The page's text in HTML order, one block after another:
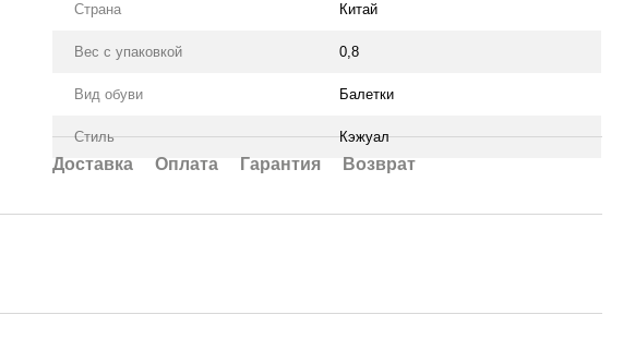
Страна Китай
Вес с упаковкой 0,8
Вид обуви Балетки
Стиль Кэжуал
Доставка Оплата Гарантия Возврат